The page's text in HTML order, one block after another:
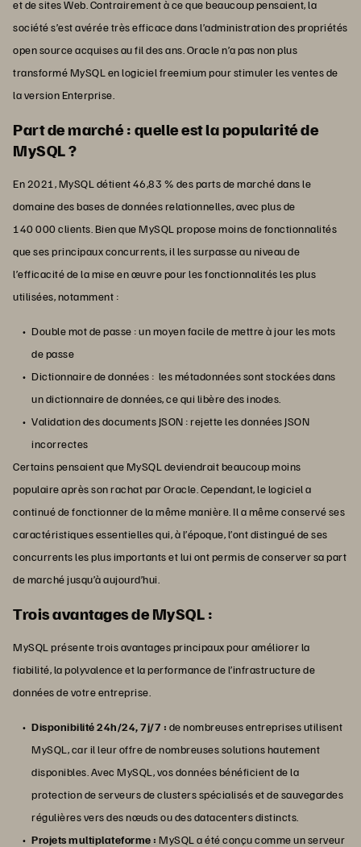
et de sites Web. Contrairement à ce que beaucoup pensaient, la
société s’est avérée très efficace dans l’administration des propriétés
open source acquises au fil des ans. Oracle n’a pas non plus
transformé MySQL en logiciel freemium pour stimuler les ventes de
la version Enterprise.
Part de marché : quelle est la popularité de
MySQL ?
En 2021, MySQL détient 46,83 % des parts de marché dans le
domaine des bases de données relationnelles, avec plus de
140 000 clients. Bien que MySQL propose moins de fonctionnalités
que ses principaux concurrents, il les surpasse au niveau de
l’efficacité de la mise en œuvre pour les fonctionnalités les plus
utilisées, notamment :
Double mot de passe : un moyen facile de mettre à jour les mots
de passe
Dictionnaire de données : les métadonnées sont stockées dans
un dictionnaire de données, ce qui libère des inodes.
Validation des documents JSON : rejette les données JSON
incorrectes
Certains pensaient que MySQL deviendrait beaucoup moins
populaire après son rachat par Oracle. Cependant, le logiciel a
continué de fonctionner de la même manière. Il a même conservé ses
caractéristiques essentielles qui, à l’époque, l’ont distingué de ses
concurrents les plus importants et lui ont permis de conserver sa part
de marché jusqu’à aujourd’hui.
Trois avantages de MySQL :
MySQL présente trois avantages principaux pour améliorer la
fiabilité, la polyvalence et la performance de l’infrastructure de
données de votre entreprise.
Disponibilité 24h/24, 7j/7 : de nombreuses entreprises utilisent
MySQL, car il leur offre de nombreuses solutions hautement
disponibles. Avec MySQL, vos données bénéficient de la
protection de serveurs de clusters spécialisés et de sauvegardes
régulières vers des nœuds ou des datacenters distincts.
Projets multiplateforme : MySQL a été conçu comme un serveur